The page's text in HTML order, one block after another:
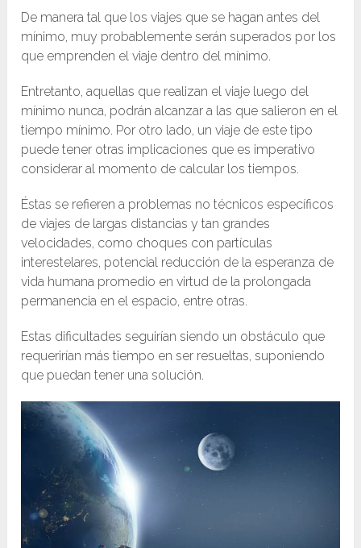
De manera tal que los viajes que se hagan antes del
mínimo, muy probablemente serán superados por los
que emprenden el viaje dentro del mínimo.
Entretanto, aquellas que realizan el viaje luego del
mínimo nunca, podrán alcanzar a las que salieron en el
tiempo mínimo. Por otro lado, un viaje de este tipo
puede tener otras implicaciones que es imperativo
considerar al momento de calcular los tiempos.
Éstas se refieren a problemas no técnicos específicos
de viajes de largas distancias y tan grandes
velocidades, como choques con partículas
interestelares, potencial reducción de la esperanza de
vida humana promedio en virtud de la prolongada
permanencia en el espacio, entre otras.
Estas dificultades seguirían siendo un obstáculo que
requerirían más tiempo en ser resueltas, suponiendo
que puedan tener una solución.